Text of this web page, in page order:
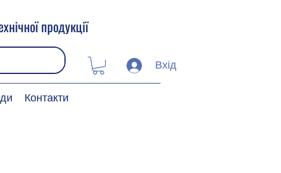
продукції
Вхід
Контакти